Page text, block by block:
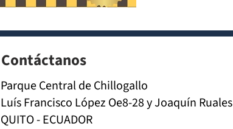
Contáctanos
Parque Central de Chillogallo
Luís Francisco López Oe8-28 y Joaquín Ruales
QUITO - ECUADOR